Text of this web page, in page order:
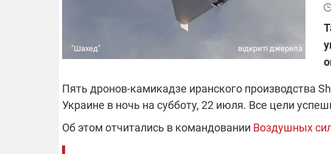
"Шахед" відкриті джерела
Пять дронов-камикадзе иранского производства
Украине в ночь на субботу, 22 июля. Все цели
Об этом отчитались в командовании Воздушных
ОТКЛЮЧЕНИЕ СВЕТА В